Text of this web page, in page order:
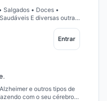
Salgados • Doces ㅤ•
Saudáveis E diversas outras
Entrar
e outros tipos de
com o seu cérebro o